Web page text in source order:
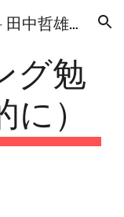
Skip to navigation
神奈川工科大学 情報工学科 田中哲雄研究室
グ勉
）